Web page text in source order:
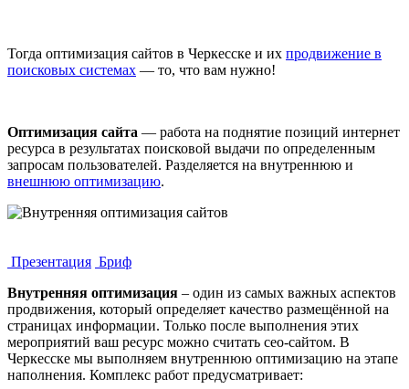
Тогда оптимизация сайтов в Черкесске и их продвижение в
поисковых системах — то, что вам нужно!
Оптимизация сайта — работа на поднятие позиций интернет
ресурса в результатах поисковой выдачи по определенным
запросам пользователей. Разделяется на внутреннюю и
внешнюю оптимизацию.
Презентация Бриф
Внутренняя оптимизация – один из самых важных аспектов
продвижения, который определяет качество размещённой на
страницах информации. Только после выполнения этих
мероприятий ваш ресурс можно считать сео-сайтом. В
Черкесске мы выполняем внутреннюю оптимизацию на этапе
наполнения. Комплекс работ предусматривает: